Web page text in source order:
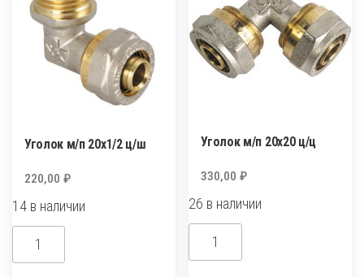
Уголок м/п 20х1/2 ц/ш
220,00 ₽
14 в наличии
Количество
товара
Уголок м/п 20х20 ц/ц
330,00₽
26 в наличии
Количество
товара